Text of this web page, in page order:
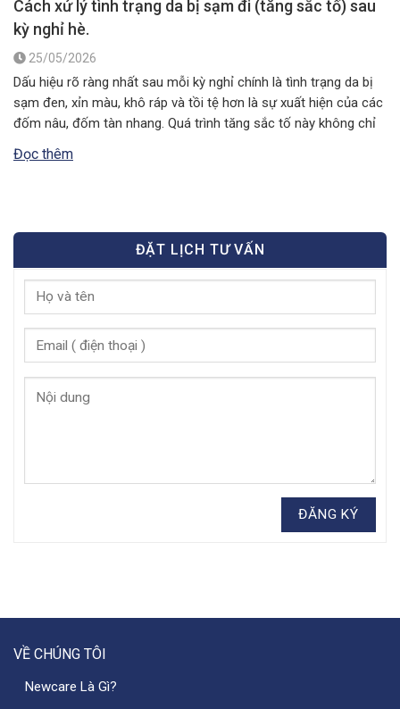
Cách xử lý tình trạng da bị sạm đi (tăng sắc tố) sau
kỳ nghỉ hè.
25/05/2026
Dấu hiệu rõ ràng nhất sau mỗi kỳ nghỉ chính là tình trạng da bị
sạm đen, xỉn màu, khô ráp và tồi tệ hơn là sự xuất hiện của các
đốm nâu, đốm tàn nhang. Quá trình tăng sắc tố này không chỉ
Đọc thêm
ĐẶT LỊCH TƯ VẤN
VỀ CHÚNG TÔI
Newcare Là Gì?